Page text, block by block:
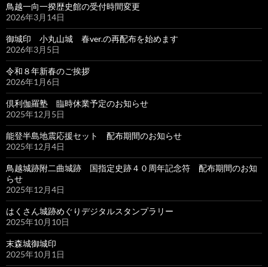
鳥越一向一揆歴史館の受付時間変更
2026年3月14日
御城印 小丸山城 春ver.の再配布を始めます
2026年3月5日
令和８年新春のご挨拶
2026年1月6日
倶利伽羅塾 臨時休業予定のお知らせ
2025年12月5日
能登半島地震応援セット 配布期間のお知らせ
2025年12月4日
鳥越城跡附二曲城跡 国指定史跡４０周年記念符 配布期間のお知
らせ
2025年12月4日
はくさん城跡めぐりデジタルスタンプラリー
2025年10月10日
末森城御城印
2025年10月1日